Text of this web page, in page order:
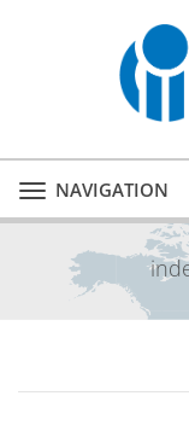
Toggle
navigation
NAVIGATION